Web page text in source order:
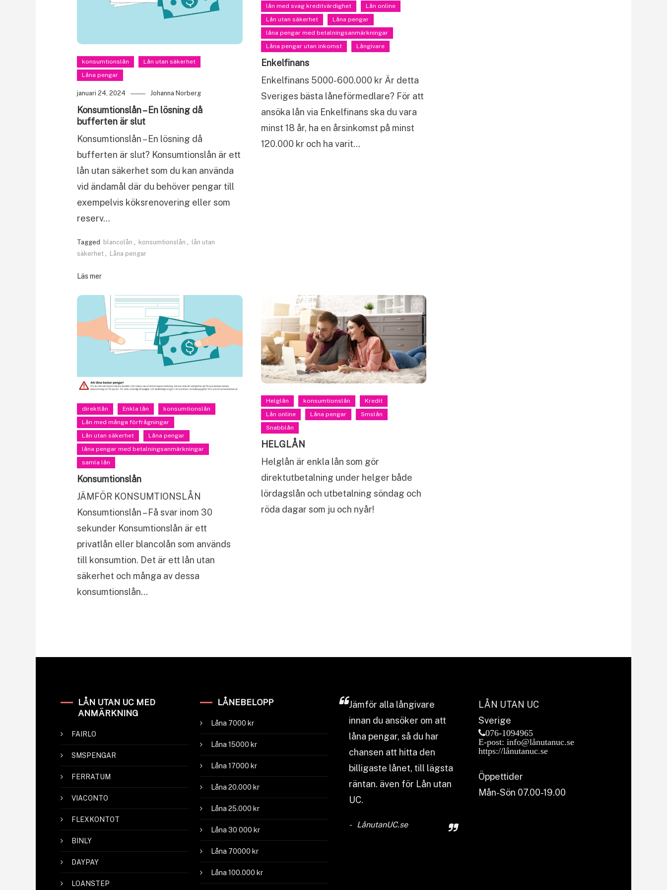
konsumtionslån
Lån utan säkerhet
Låna pengar
januari 24, 2024 Johanna Norberg
Konsumtionslån – En lösning då
bufferten är slut
Konsumtionslån – En lösning då
bufferten är slut? Konsumtionslån är ett
lån utan säkerhet som du kan använda
vid ändamål där du behöver pengar till
exempelvis köksrenovering eller som
reserv…
Tagged blancolån konsumtionslån
lån utan
säkerhet
Låna pengar
Läs mer
lån med svag kreditvärdighet
Lån online
Lån utan säkerhet
Låna pengar
låna pengar med betalningsanmärkningar
Låna pengar utan inkomst
Långivare
Enkelfinans
Enkelfinans 5000-600.000 kr Är detta
Sveriges bästa låneförmedlare? För att
ansöka lån via Enkelfinans ska du vara
minst 18 år, ha en årsinkomst på minst
120.000 kr och ha varit…
direktlån Enkla lån
konsumtionslån
Lån med många förfrågningar
Lån utan säkerhet
Låna pengar
låna pengar med betalningsanmärkningar
samla lån
Konsumtionslån
JÄMFÖR KONSUMTIONSLÅN
Konsumtionslån – Få svar inom 30
sekunder Konsumtionslån är ett
privatlån eller blancolån som används
till konsumtion. Det är ett lån utan
säkerhet och många av dessa
konsumtionslån…
Helglån konsumtionslån
Kredit
Lån online
Låna pengar
Smslån
Snabblån
HELGLÅN
Helglån är enkla lån som gör
direktutbetalning under helger både
lördagslån och utbetalning söndag och
röda dagar som ju och nyår!
LÅN UTAN UC MED
ANMÄRKNING
FAIRLO
SMSPENGAR
FERRATUM
VIACONTO
FLEXKONTOT
BINLY
DAYPAY
LOANSTEP
LÅNEBELOPP
Låna 7000 kr
Låna 15000 kr
Låna 17000 kr
Låna 20.000 kr
Låna 25.000 kr
Låna 30 000 kr
Låna 70000 kr
Låna 100.000 kr
Jämför alla långivare
innan du ansöker om att
låna pengar, så du har
chansen att hitta den
billigaste lånet, till lägsta
räntan. även för Lån utan
UC.
LånutanUC.se
LÅN UTAN UC
Sverige
076-1094965
E-post: info@lånutanuc.se
https://lånutanuc.se
Öppettider
Mån-Sön 07.00-19.00